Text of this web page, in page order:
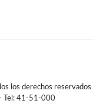
los derechos reservados
Tel: 41-51-000